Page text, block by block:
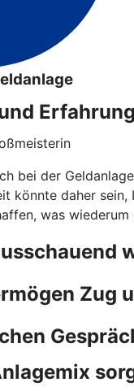
bei der
könnte daher
was
Zug